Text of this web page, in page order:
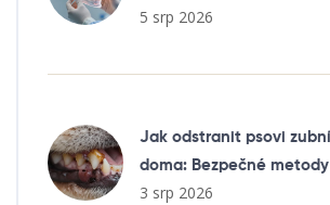
5 srp 2026
Jak odstranit psovi
doma: Bezpečné
3 srp 2026